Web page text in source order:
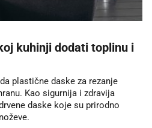
kuhinji dodati toplinu i
plastične daske za rezanje
Kao sigurnija i zdravija
daske koje su prirodno